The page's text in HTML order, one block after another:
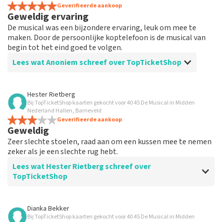
Geverifieerde aankoop
Geweldig ervaring
De musical was een bijzondere ervaring, leuk om mee te
maken. Door de persoonlijke koptelefoon is de musical van
begin tot het eind goed te volgen.
Lees wat Anoniem schreef over TopTicketShop
Beoordeling van Anoniem over
Prima
Ik heb eigenlijk niet veel te vertellen, want alles was
gewoon goed geregeld.
Hester Rietberg
Bij TopTicketShop kaarten gekocht voor 40 45 De Musical in Midden
Nederland Hallen, Barneveld
Geverifieerde aankoop
Geweldig
Zeer slechte stoelen, raad aan om een kussen mee te nemen
zeker als je een slechte rug hebt.
Lees wat Hester Rietberg schreef over
TopTicketShop
Beoordeling van Hester Rietberg over
Dianka Bekker
Bij TopTicketShop kaarten gekocht voor 40 45 De Musical in Midden